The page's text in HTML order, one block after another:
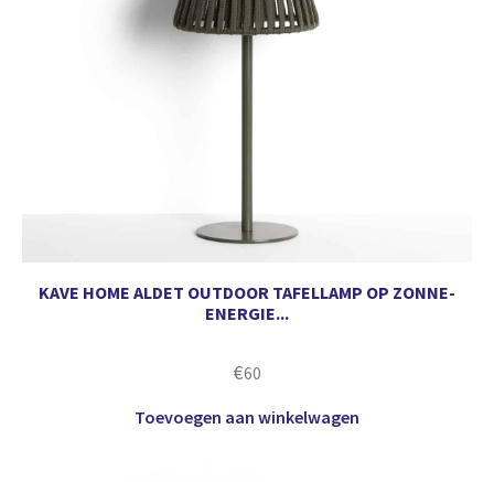
KAVE HOME ALDET OUTDOOR TAFELLAMP OP ZONNE-
ENERGIE...
€60
Toevoegen aan winkelwagen